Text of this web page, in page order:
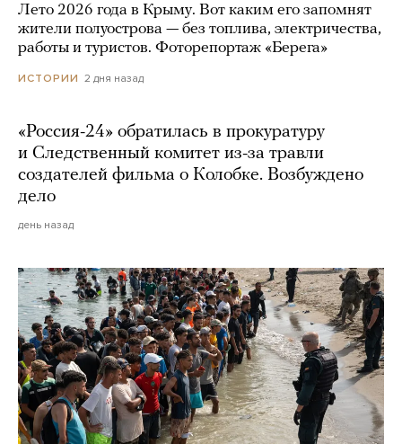
Лето 2026 года в Крыму. Вот каким его запомнят
жители полуострова — без топлива, электричества,
работы и туристов. Фоторепортаж «Берега»
ИСТОРИИ 2 дня назад
«Россия-24» обратилась в прокуратуру
и Следственный комитет из-за травли
создателей фильма о Колобке. Возбуждено
дело
день назад